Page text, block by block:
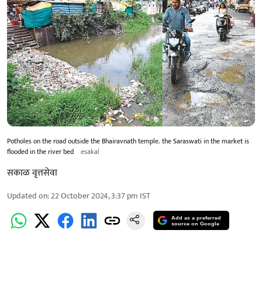
Potholes on the road outside the Bhairavnath temple. the Saraswati in the market is
flooded in the river bed esakal
सकाळ वृत्तसेवा
Updated on:22 October 2024, 3:37 pm IST
Add as a preferred
source on Google